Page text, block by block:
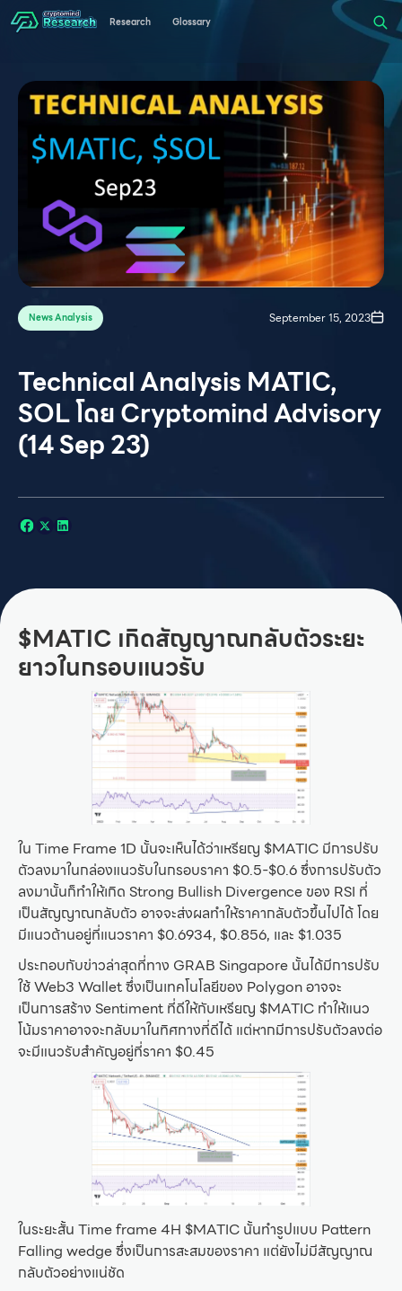
Research Glossary
News Analysis September 15, 2023
Technical Analysis MATIC,
SOL โดย Cryptomind Advisory
(14 Sep 23)
$MATIC เกิดสัญญาณกลับตัวระยะ
ยาวในกรอบแนวรับ
ใน Time Frame 1D นั้นจะเห็นได้ว่าเหรียญ​ $MATIC มีการปรับ
ตัวลงมาในกล่องแนวรับในกรอบราคา $0.5-$0.6 ซึ่งการปรับตัว
ลงมานั้นก็ทำให้เกิด Strong Bullish Divergence ของ RSI ที่
เป็นสัญญาณกลับตัว อาจจะส่งผลทำให้ราคากลับตัวขึ้นไปได้ โดย
มีแนวต้านอยู่ที่แนวราคา $0.6934, $0.856, และ $1.035
ประกอบกับข่าวล่าสุดที่ทาง GRAB Singapore นั้นได้มีการปรับ
ใช้ Web3 Wallet ซึ่งเป็นเทคโนโลยีของ Polygon อาจจะ
เป็นการสร้าง Sentiment ที่ดีให้กับเหรียญ $MATIC ทำให้แนว
โน้มราคาอาจจะกลับมาในทิศทางที่ดีได้ แต่หากมีการปรับตัวลงต่อ
จะมีแนวรับสำคัญอยู่ที่ราคา $0.45
ในระยะสั้น Time frame 4H $MATIC นั้นทำรูปแบบ Pattern
Falling wedge ซึ่งเป็นการสะสมของราคา แต่ยังไม่มีสัญญาณ
กลับตัวอย่างแน่ชัด